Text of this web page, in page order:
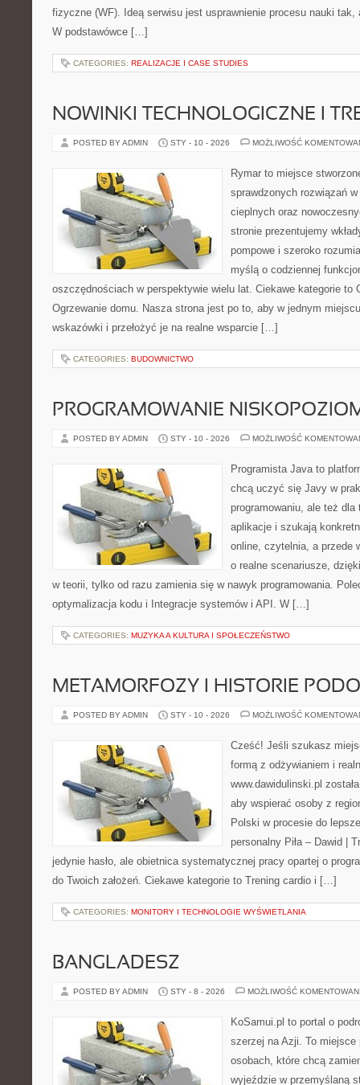
fizyczne (WF). Ideą serwisu jest usprawnienie procesu nauki tak,
W podstawówce […]
CATEGORIES: REALIZACJE I CASE STUDIES
NOWINKI TECHNOLOGICZNE I
POSTED BY ADMIN STY - 10 - 2026 MOŻLIWOŚĆ
Rymar to miejsce
sprawdzonych rozwiązań
cieplnych oraz
stronie prezentujemy
pompowe i szeroko
myślą o codziennej
oszczędnościach w perspektywie wielu lat. Ciekawe kategorie to
Ogrzewanie domu. Nasza strona jest po to, aby w jednym
wskazówki i przełożyć je na realne wsparcie […]
CATEGORIES: BUDOWNICTWO
PROGRAMOWANIE
POSTED BY ADMIN STY - 10 - 2026 MOŻLIWOŚĆ
Programista Java to
chcą uczyć się Javy w
programowaniu, ale też
aplikacje i szukają
online, czytelnia, a przede
o realne scenariusze,
w teorii, tylko od razu zamienia się w nawyk programowania.
optymalizacja kodu i Integracje systemów i API. W […]
CATEGORIES: MUZYKA A KULTURA I SPOŁECZEŃSTWO
METAMORFOZY I HISTORIE
POSTED BY ADMIN STY - 10 - 2026 MOŻLIWOŚĆ
Cześć! Jeśli szukasz
formą z odżywianiem i
www.dawidulinski.pl
aby wspierać osoby z
Polski w procesie do
personalny Piła – Dawid |
jedynie hasło, ale obietnica systematycznej pracy opartej o
do Twoich założeń. Ciekawe kategorie to Trening cardio i […]
CATEGORIES: MONITORY I TECHNOLOGIE WYŚWIETLANIA
BANGLADESZ
POSTED BY ADMIN STY - 8 - 2026 MOŻLIWOŚĆ
KoSamui.pl to portal o
szerzej na Azji. To miejsce
osobach, które chcą
wyjeździe w przemyślaną